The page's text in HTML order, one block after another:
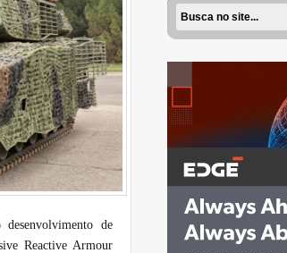
de
Reactive Armour